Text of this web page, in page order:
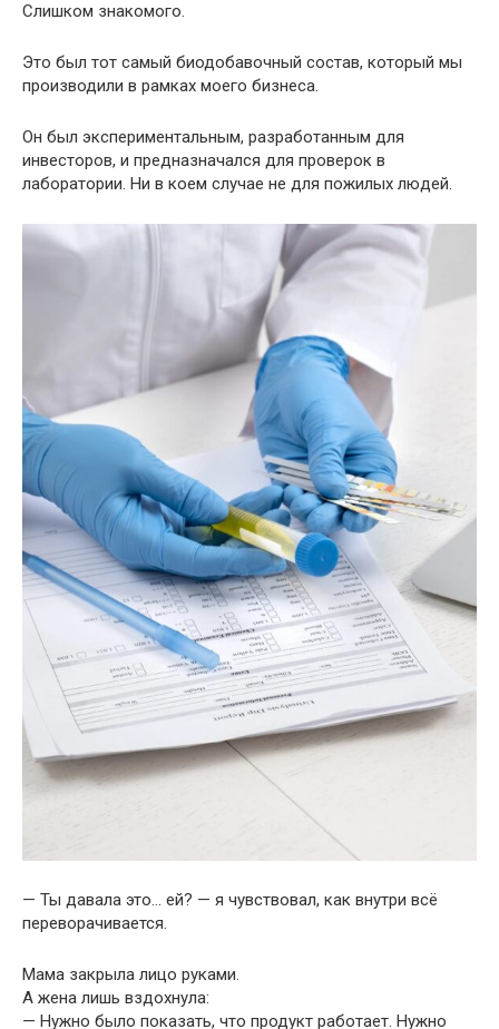
Слишком знакомого.
Это был тот самый биодобавочный состав, который мы
производили в рамках моего бизнеса.
Он был экспериментальным, разработанным для
инвесторов, и предназначался для проверок в
лаборатории. Ни в коем случае не для пожилых людей.
— Ты давала это… ей? — я чувствовал, как внутри всё
переворачивается.
Мама закрыла лицо руками.
А жена лишь вздохнула:
— Нужно было показать, что продукт работает. Нужно